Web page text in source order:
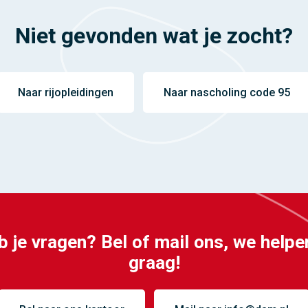
Niet gevonden wat je zocht?
Naar rijopleidingen Naar nascholing code 95
je vragen? Bel of mail ons, we
graag!